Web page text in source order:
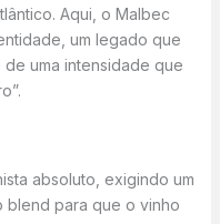
Aqui, o Malbec
um legado que
uma intensidade que
absoluto, exigindo um
blend para que o vinho